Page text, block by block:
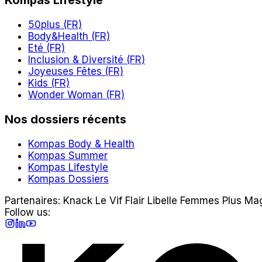
50plus (FR)
Body&Health (FR)
Eté (FR)
Inclusion & Diversité (FR)
Joyeuses Fêtes (FR)
Kids (FR)
Wonder Woman (FR)
Nos dossiers récents
Kompas Body & Health
Kompas Summer
Kompas Lifestyle
Kompas Dossiers
Partenaires: Knack Le Vif Flair Libelle Femmes Plus
Follow us:
Instagram
LinkedIn
YouTube